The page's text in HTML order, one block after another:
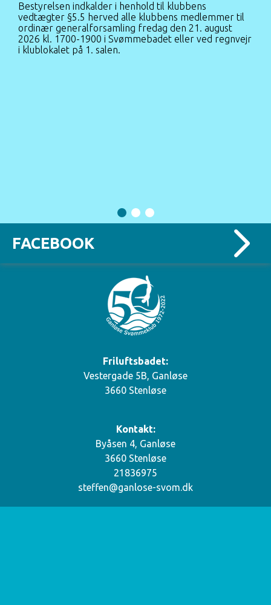
Bestyrelsen indkalder i henhold til klubbens
vedtægter §5.5 herved alle klubbens medlemmer til
ordinær generalforsamling fredag den 21. august
2026 kl. 1700-1900 i Svømmebadet eller ved regnvejr
i klublokalet på 1. salen.
FACEBOOK
Friluftsbadet:
Vestergade 5B, Ganløse
3660 Stenløse
Kontakt:
Byåsen 4, Ganløse
3660 Stenløse
21836975
steffen@ganlose-svom.dk